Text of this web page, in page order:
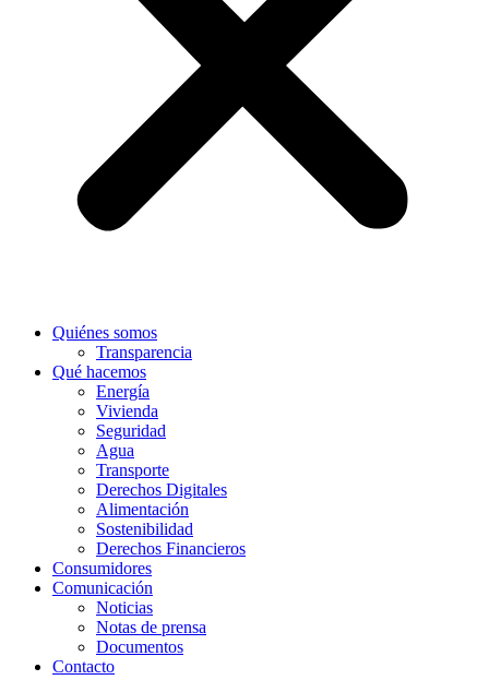
Quiénes somos
Transparencia
Qué hacemos
Energía
Vivienda
Seguridad
Agua
Transporte
Derechos Digitales
Alimentación
Sostenibilidad
Derechos Financieros
Consumidores
Comunicación
Noticias
Notas de prensa
Documentos
Contacto